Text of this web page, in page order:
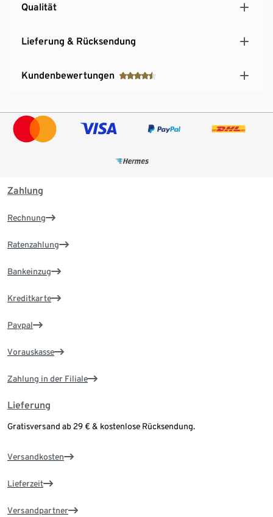
Qualität
Lieferung & Rücksendung
Kundenbewertungen
Zahlung
Rechnung
Ratenzahlung
Bankeinzug
Kreditkarte
Paypal
Vorauskasse
Zahlung in der Filiale
Lieferung
Gratisversand ab 29 € & kostenlose Rücksendung.
Versandkosten
Lieferzeit
Versandpartner